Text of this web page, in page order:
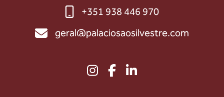
+351 938 446 970
geral@palaciosaosilvestre.com